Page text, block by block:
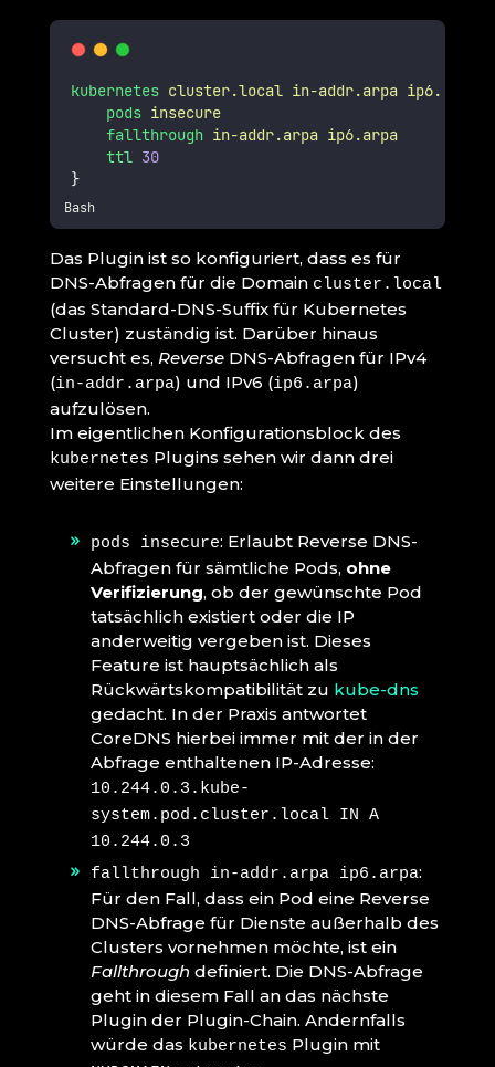
kubernetes cluster.local in-addr.arpa ip6.arpa
pods insecure
fallthrough in-addr.arpa ip6.arpa
ttl 30
}
Bash
Das Plugin ist so konfiguriert, dass es für
DNS-Abfragen für die Domain cluster.local
(das Standard-DNS-Suffix für Kubernetes
Cluster) zuständig ist. Darüber hinaus
versucht es, ReverseDNS-Abfragen für IPv4
(in-addr.arpa) und IPv6 (ip6.arpa)
aufzulösen.
Im eigentlichen Konfigurationsblock des
kubernetes Plugins sehen wir dann drei
weitere Einstellungen:
pods insecure: Erlaubt Reverse DNS-
Abfragen für sämtliche Pods, ohne
Verifizierung, ob der gewünschte Pod
tatsächlich existiert oder die IP
anderweitig vergeben ist. Dieses
Feature ist hauptsächlich als
Rückwärtskompatibilität zu kube-dns
gedacht. In der Praxis antwortet
CoreDNS hierbei immer mit der in der
Abfrage enthaltenen IP-Adresse:
10.244.0.3.kube-
system.pod.cluster.local IN A
10.244.0.3
fallthrough in-addr.arpa ip6.arpa:
Für den Fall, dass ein Pod eine Reverse
DNS-Abfrage für Dienste außerhalb des
Clusters vornehmen möchte, ist ein
Fallthrough definiert. Die DNS-Abfrage
geht in diesem Fall an das nächste
Plugin der Plugin-Chain. Andernfalls
würde das kubernetes Plugin mit